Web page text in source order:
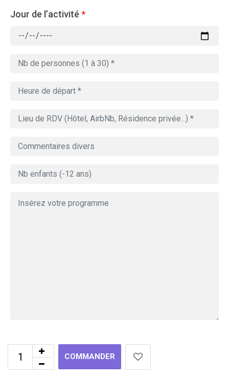
Jour de l’activité *
COMMANDER